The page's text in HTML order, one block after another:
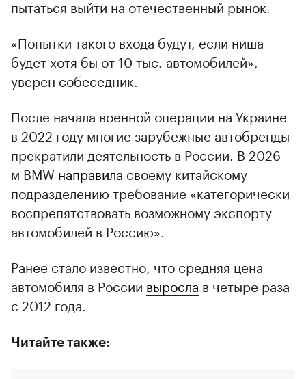
пытаться выйти на отечественный рынок.
«Попытки такого входа будут, если ниша
будет хотя бы от 10 тыс. автомобилей», —
уверен собеседник.
После начала военной операции на Украине
в 2022 году многие зарубежные автобренды
прекратили деятельность в России. В 2026-
м BMW направила своему китайскому
подразделению требование «категорически
воспрепятствовать возможному экспорту
автомобилей в Россию».
Ранее стало известно, что средняя цена
автомобиля в России выросла в четыре раза
с 2012 года.
Читайте также: